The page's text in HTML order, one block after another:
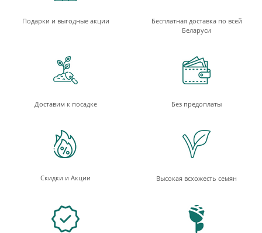
Подарки и выгодные акции
Бесплатная доставка по всей
Беларуси
Доставим к посадке Без предоплаты
Скидки и Акции Высокая всхожесть семян